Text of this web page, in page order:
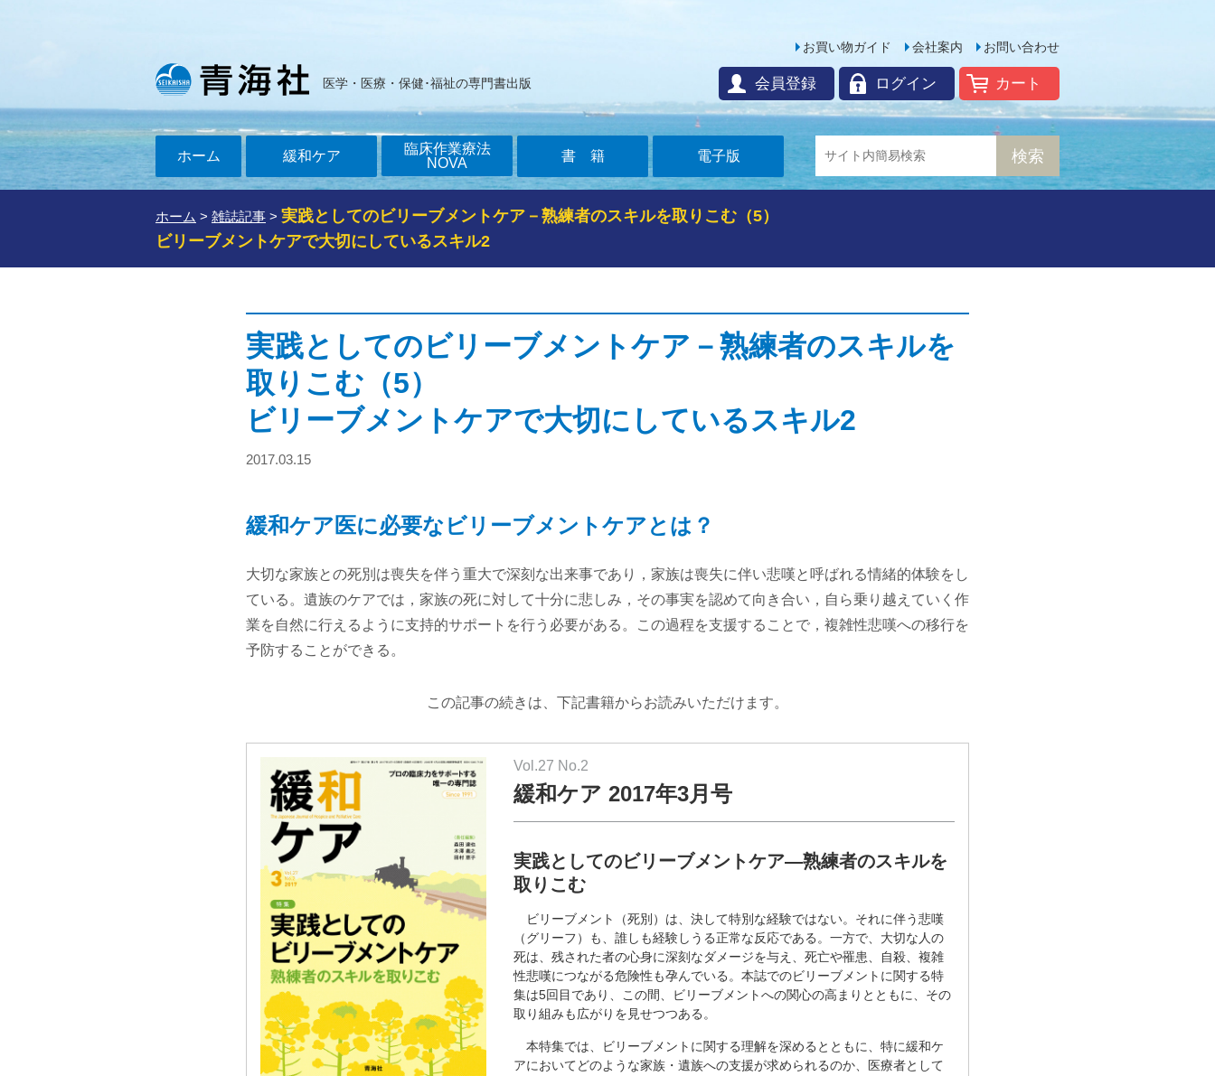
医学・医療・保健･福祉の専門書出版
お問い合わせ
会社案内
お買い物ガイド
カート
ログイン
会員登録
ホーム 緩和ケア
臨床作業療法
NOVA
書籍 電子版
ホーム > 雑誌記事 > 実践としてのビリーブメントケア－熟練者のスキルを取りこむ（5）
ビリーブメントケアで大切にしているスキル2
実践としてのビリーブメントケア－熟練者のスキルを
取りこむ（5）
ビリーブメントケアで大切にしているスキル2
2017.03.15
緩和ケア医に必要なビリーブメントケアとは？
大切な家族との死別は喪失を伴う重大で深刻な出来事であり，家族は喪失に伴い悲嘆と呼ばれる情緒的体験をし
ている。遺族のケアでは，家族の死に対して十分に悲しみ，その事実を認めて向き合い，自ら乗り越えていく作
業を自然に行えるように支持的サポートを行う必要がある。この過程を支援することで，複雑性悲嘆への移行を
予防することができる。
この記事の続きは、下記書籍からお読みいただけます。
Vol.27 No.2
緩和ケア 2017年3月号
実践としてのビリーブメントケア―熟練者のスキルを
取りこむ
ビリーブメント（死別）は、決して特別な経験ではない。それに伴う悲嘆
（グリーフ）も、誰しも経験しうる正常な反応である。一方で、大切な人の
死は、残された者の心身に深刻なダメージを与え、死亡や罹患、自殺、複雑
性悲嘆につながる危険性も孕んでいる。本誌でのビリーブメントに関する特
集は5回目であり、この間、ビリーブメントへの関心の高まりとともに、その
取り組みも広がりを見せつつある。
本特集では、ビリーブメントに関する理解を深めるとともに、特に緩和ケ
アにおいてどのような家族・遺族への支援が求められるのか、医療者として